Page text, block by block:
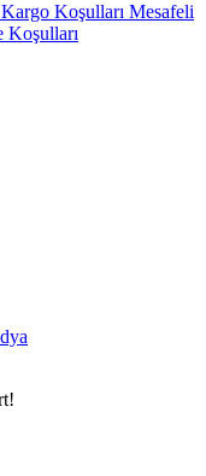
Koşulları Mesafeli
Koşulları